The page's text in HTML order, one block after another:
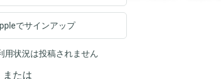
でサインアップ
用状況は投稿されません
または